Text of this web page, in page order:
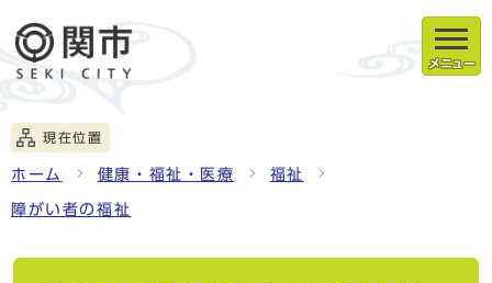
メニュー
現在位置
ホーム 健康・福祉・医療 福祉
障がい者の福祉